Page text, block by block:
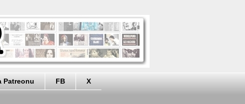
Patreonu FB X